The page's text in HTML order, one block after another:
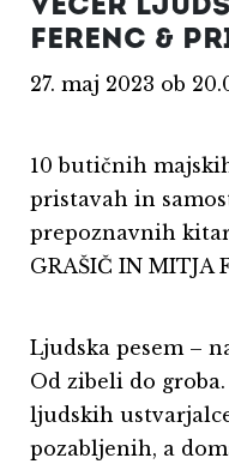
VEČER
FERENC &
27. maj 2023 ob
10 butičnih
pristavah in
prepoznavnih
GRAŠIČ IN MITJA
Ljudska pesem –
Od zibeli do
ljudskih
pozabljenih, a